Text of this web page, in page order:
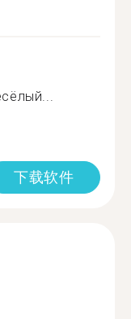
下载软件